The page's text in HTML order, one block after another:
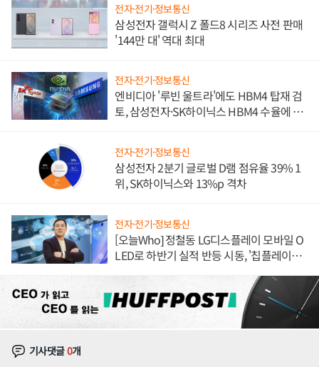
전자·전기·정보통신
삼성전자 갤럭시 Z 폴드8 시리즈 사전 판매
'144만 대' 역대 최대
전자·전기·정보통신
엔비디아 '루빈 울트라'에도 HBM4 탑재 검
토, 삼성전자·SK하이닉스 HBM4 수율에 주
전자·전기·정보통신
삼성전자 2분기 글로벌 D램 점유율 39% 1
위, SK하이닉스와 13%p 격차
전자·전기·정보통신
[오늘Who] 정철동 LG디스플레이 모바일 O
LED로 하반기 실적 반등 시동, '칩플레이
기사댓글0개